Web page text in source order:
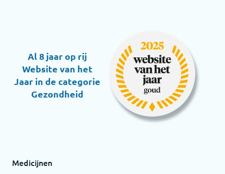
Al 8 jaar op rij
Website van het
Jaar in de categorie
Gezondheid
Medicijnen